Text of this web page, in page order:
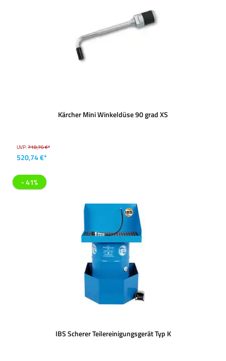
Kärcher Mini Winkeldüse 90 grad XS
UVP:718,76 €*
520,74 €*
- 41%
IBS Scherer Teilereinigungsgerät Typ K